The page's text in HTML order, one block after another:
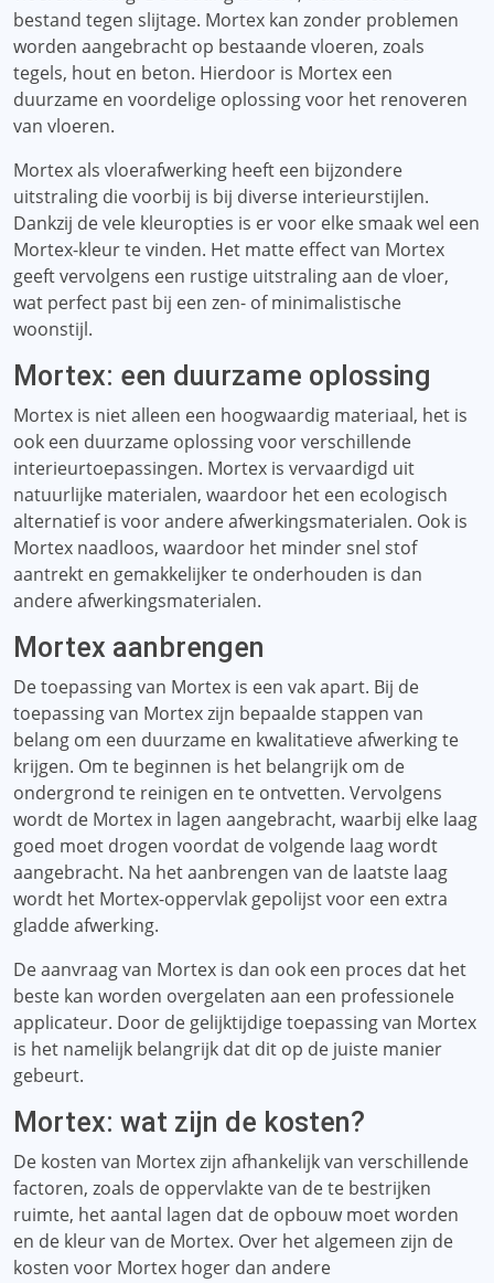
bestand tegen slijtage. Mortex kan zonder problemen
worden aangebracht op bestaande vloeren, zoals
tegels, hout en beton. Hierdoor is Mortex een
duurzame en voordelige oplossing voor het renoveren
van vloeren.
Mortex als vloerafwerking heeft een bijzondere
uitstraling die voorbij is bij diverse interieurstijlen.
Dankzij de vele kleuropties is er voor elke smaak wel een
Mortex-kleur te vinden. Het matte effect van Mortex
geeft vervolgens een rustige uitstraling aan de vloer,
wat perfect past bij een zen- of minimalistische
woonstijl.
Mortex: een duurzame oplossing
Mortex is niet alleen een hoogwaardig materiaal, het is
ook een duurzame oplossing voor verschillende
interieurtoepassingen. Mortex is vervaardigd uit
natuurlijke materialen, waardoor het een ecologisch
alternatief is voor andere afwerkingsmaterialen. Ook is
Mortex naadloos, waardoor het minder snel stof
aantrekt en gemakkelijker te onderhouden is dan
andere afwerkingsmaterialen.
Mortex aanbrengen
De toepassing van Mortex is een vak apart. Bij de
toepassing van Mortex zijn bepaalde stappen van
belang om een ​​duurzame en kwalitatieve afwerking te
krijgen. Om te beginnen is het belangrijk om de
ondergrond te reinigen en te ontvetten. Vervolgens
wordt de Mortex in lagen aangebracht, waarbij elke laag
goed moet drogen voordat de volgende laag wordt
aangebracht. Na het aanbrengen van de laatste laag
wordt het Mortex-oppervlak gepolijst voor een extra
gladde afwerking.
De aanvraag van Mortex is dan ook een proces dat het
beste kan worden overgelaten aan een professionele
applicateur. Door de gelijktijdige toepassing van Mortex
is het namelijk belangrijk dat dit op de juiste manier
gebeurt.
Mortex: wat zijn de kosten?
De kosten van Mortex zijn afhankelijk van verschillende
factoren, zoals de oppervlakte van de te bestrijken
ruimte, het aantal lagen dat de opbouw moet worden
en de kleur van de Mortex. Over het algemeen zijn de
kosten voor Mortex hoger dan andere